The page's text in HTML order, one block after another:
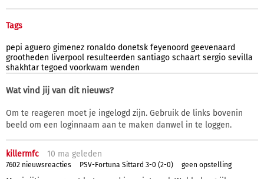
Tags
pepi aguero gimenez ronaldo donetsk feyenoord geevenaard
grootheden liverpool resulteerden santiago schaart sergio sevilla
shakhtar tegoed voorkwam wenden
Wat vind jij van dit nieuws?
Om te reageren moet je ingelogd zijn. Gebruik de links bovenin
beeld om een loginnaam aan te maken danwel in te loggen.
killermfc 10 ma geleden
7602 nieuwsreacties PSV-Fortuna Sittard 3-0 (2-0) geen opstelling